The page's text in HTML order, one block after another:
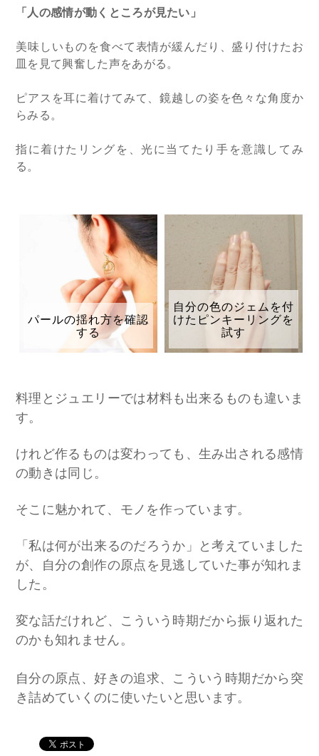
「人の感情が動くところが見たい」
美味しいものを食べて表情が緩んだり、盛り付けたお
皿を見て興奮した声をあがる。
ピアスを耳に着けてみて、鏡越しの姿を色々な角度か
らみる。
指に着けたリングを、光に当てたり手を意識してみ
る。
パールの揺れ方を確認
する
自分の色のジェムを付
けたピンキーリングを
試す
料理とジュエリーでは材料も出来るものも違いま
す。
けれど作るものは変わっても、生み出される感情
の動きは同じ。
そこに魅かれて、モノを作っています。
「私は何が出来るのだろうか」と考えていました
が、自分の創作の原点を見逃していた事が知れま
した。
変な話だけれど、こういう時期だから振り返れた
のかも知れません。
自分の原点、好きの追求、こういう時期だから突
き詰めていくのに使いたいと思います。